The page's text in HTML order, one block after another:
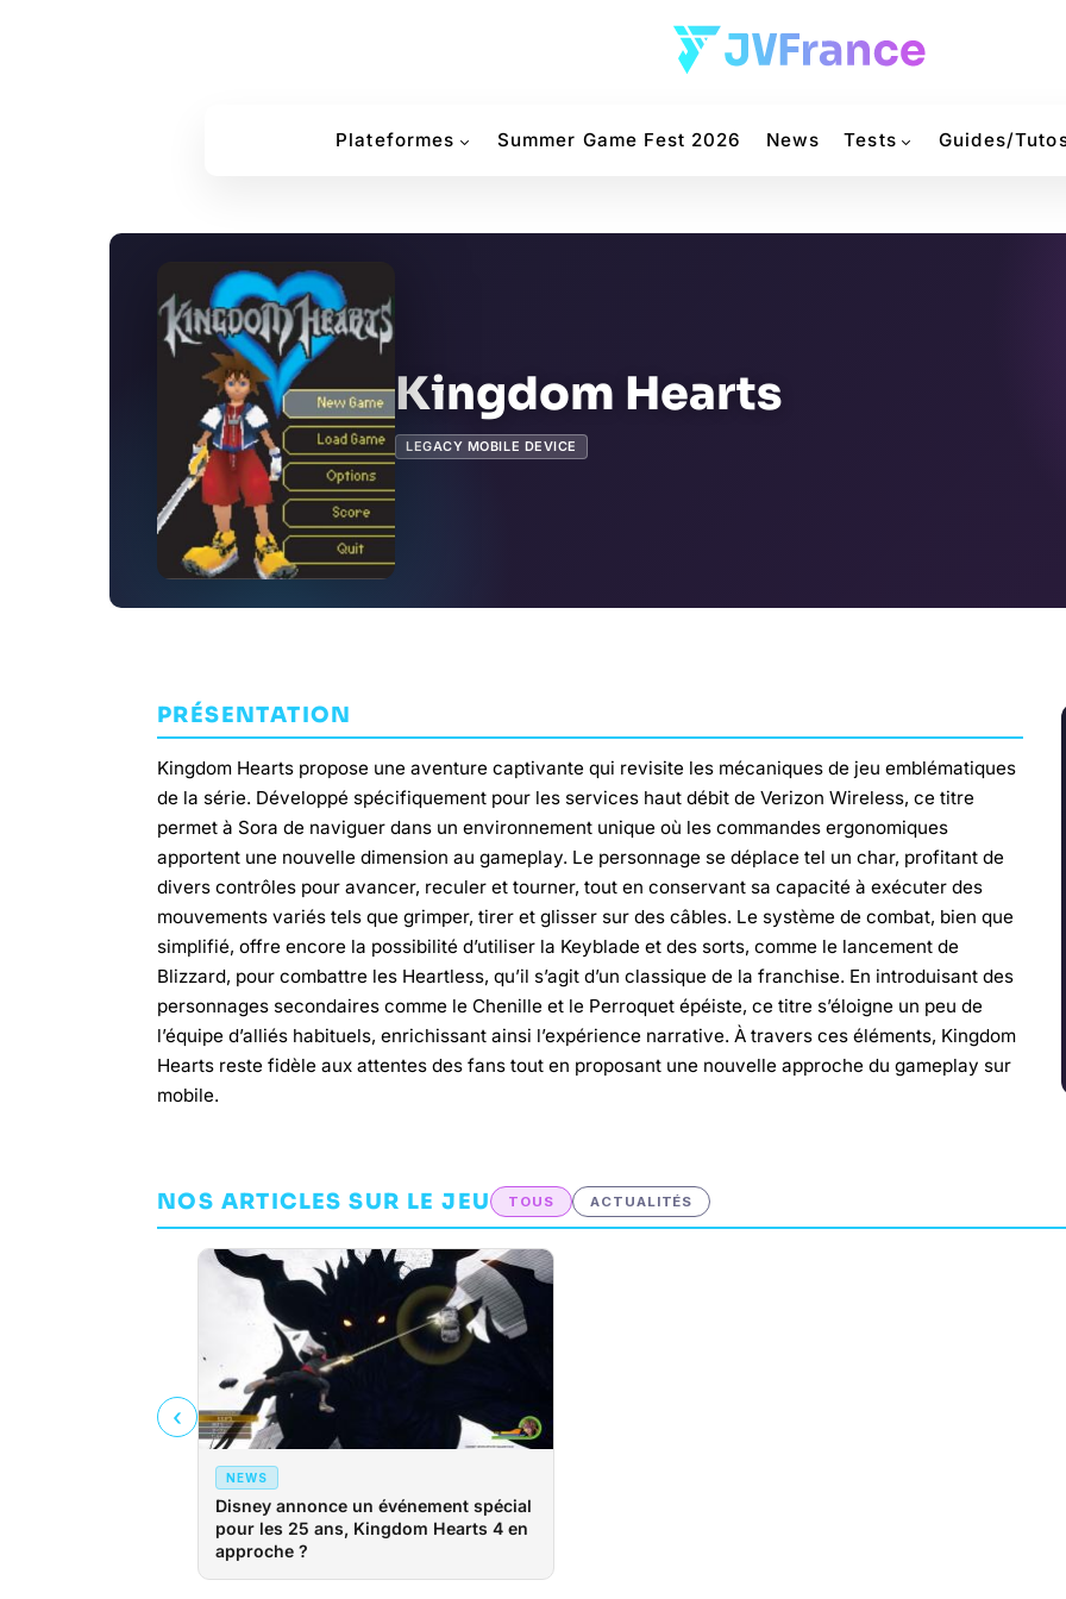
Plateformes Summer Game Fest 2026 News Tests Guides/
Kingdom Hearts
LEGACY MOBILE DEVICE
PRÉSENTATION
Kingdom Hearts propose une aventure captivante qui revisite les mécaniques de jeu emblématiques
de la série. Développé spécifiquement pour les services haut débit de Verizon Wireless, ce titre
permet à Sora de naviguer dans un environnement unique où les commandes ergonomiques
apportent une nouvelle dimension au gameplay. Le personnage se déplace tel un char, profitant de
divers contrôles pour avancer, reculer et tourner, tout en conservant sa capacité à exécuter des
mouvements variés tels que grimper, tirer et glisser sur des câbles. Le système de combat, bien que
simplifié, offre encore la possibilité d’utiliser la Keyblade et des sorts, comme le lancement de
Blizzard, pour combattre les Heartless, qu’il s’agit d’un classique de la franchise. En introduisant des
personnages secondaires comme le Chenille et le Perroquet épéiste, ce titre s’éloigne un peu de
l’équipe d’alliés habituels, enrichissant ainsi l’expérience narrative. À travers ces éléments, Kingdom
Hearts reste fidèle aux attentes des fans tout en proposant une nouvelle approche du gameplay sur
mobile.
NOS ARTICLES SUR LE JEU TOUS ACTUALITÉS
‹
NEWS
Disney annonce un événement spécial
pour les 25 ans, Kingdom Hearts 4 en
approche ?